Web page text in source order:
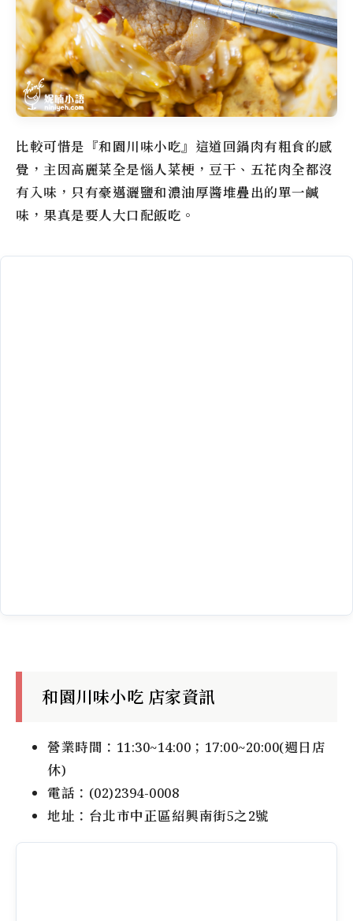
比較可惜是『和園川味小吃』這道回鍋肉有粗食的感
覺，主因高麗菜全是惱人菜梗，豆干、五花肉全都沒
有入味，只有豪邁灑鹽和濃油厚醬堆疊出的單一鹹
味，果真是要人大口配飯吃。
和園川味小吃 店家資訊
營業時間：11:30~14:00；17:00~20:00(週日店
休)
電話：(02)2394-0008
地址：台北市中正區紹興南街5之2號